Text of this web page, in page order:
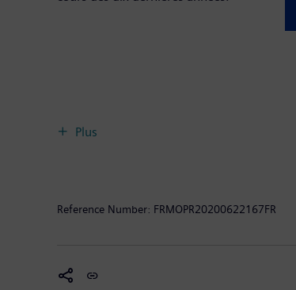
Plus
Reference Number: FRMOPR20200622167FR